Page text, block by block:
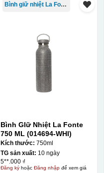
Bình giữ nhiệt La Fonte
Bình GIữ Nhiệt La Fonte
750 ML (014694-WHI)
Kích thước: 750ml
TG sản xuất: 10 ngày
5**.000 ₫
Đăng kýhoặc Đăng nhậpđể xem giá